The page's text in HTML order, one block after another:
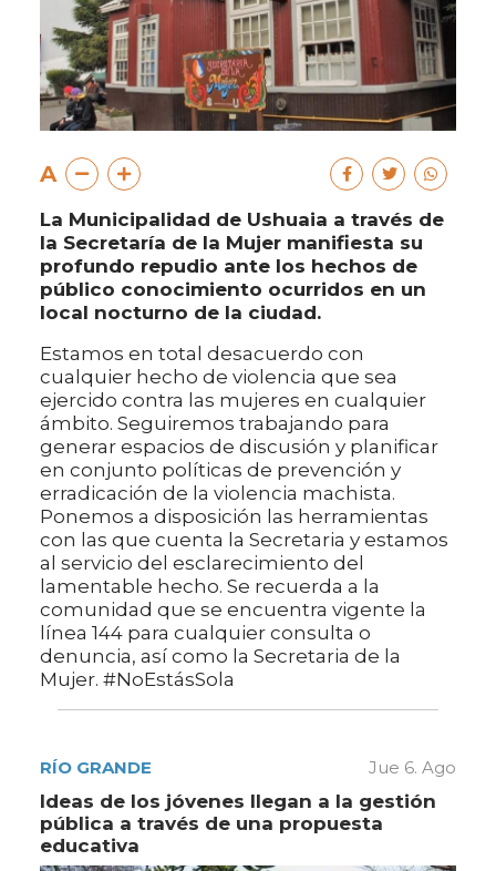
A
La Municipalidad de Ushuaia a través de
la Secretaría de la Mujer manifiesta su
profundo repudio ante los hechos de
público conocimiento ocurridos en un
local nocturno de la ciudad.
Estamos en total desacuerdo con
cualquier hecho de violencia que sea
ejercido contra las mujeres en cualquier
ámbito. Seguiremos trabajando para
generar espacios de discusión y planificar
en conjunto políticas de prevención y
erradicación de la violencia machista.
Ponemos a disposición las herramientas
con las que cuenta la Secretaria y estamos
al servicio del esclarecimiento del
lamentable hecho. Se recuerda a la
comunidad que se encuentra vigente la
línea 144 para cualquier consulta o
denuncia, así como la Secretaria de la
Mujer. #NoEstásSola
RÍO GRANDE Jue 6. Ago
Ideas de los jóvenes llegan a la gestión
pública a través de una propuesta
educativa